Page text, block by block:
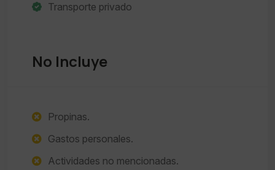
Transporte privado
No Incluye
Propinas.
Gastos personales.
Actividades no mencionadas.